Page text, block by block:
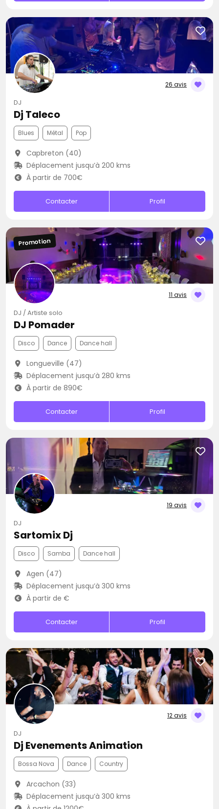
26 avis
DJ
Dj Taleco
Blues Métal Pop
Capbreton (40)
Déplacement jusqu’à 200 kms
À partir de 700€
Contacter Profil
11 avis
Promotion
DJ / Artiste solo
DJ Pomader
Disco Dance Dance hall
Longueville (47)
Déplacement jusqu’à 280 kms
À partir de 890€
Contacter Profil
19 avis
DJ
Sartomix Dj
Disco Samba Dance hall
Agen (47)
Déplacement jusqu’à 300 kms
À partir de €
Contacter Profil
12 avis
DJ
Dj Evenements Animation
Bossa Nova Dance Country
Arcachon (33)
Déplacement jusqu’à 300 kms